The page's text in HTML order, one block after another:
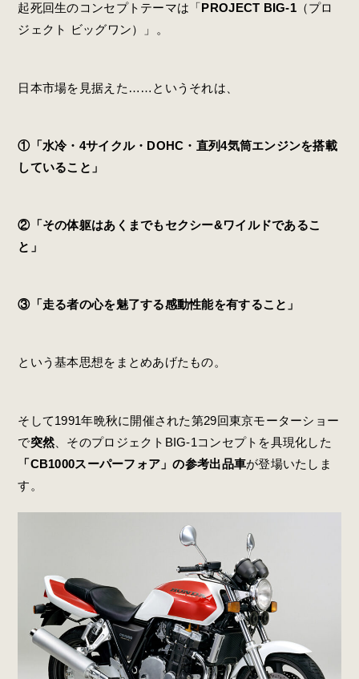
起死回生のコンセプトテーマは「PROJECT BIG-1（プロ
ジェクト ビッグワン）」。
日本市場を見据えた……というそれは、
①「水冷・4サイクル・DOHC・直列4気筒エンジンを搭載
していること」
②「その体躯はあくまでもセクシー&ワイルドであるこ
と」
③「走る者の心を魅了する感動性能を有すること」
という基本思想をまとめあげたもの。
そして1991年晩秋に開催された第29回東京モーターショー
で突然、そのプロジェクトBIG-1コンセプトを具現化した
「CB1000スーパーフォア」の参考出品車が登場いたしま
す。